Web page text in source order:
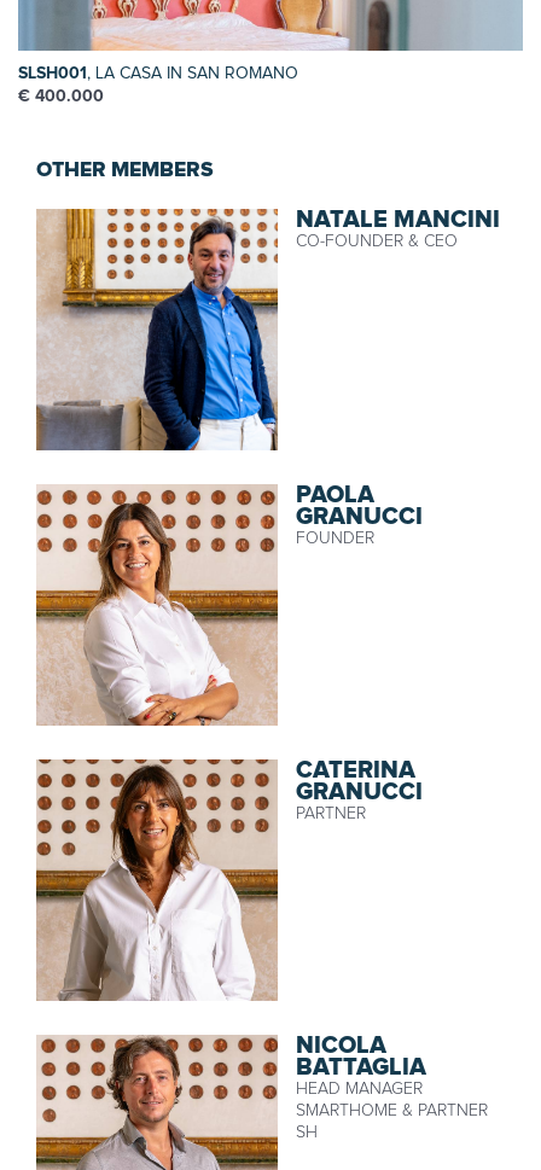
SLSH001 , LA CASA IN SAN ROMANO
€ 400.000
OTHER MEMBERS
NATALE MANCINI
CO-FOUNDER & CEO
PAOLA
GRANUCCI
FOUNDER
CATERINA
GRANUCCI
PARTNER
NICOLA
BATTAGLIA
HEAD MANAGER
SMARTHOME & PARTNER
SH